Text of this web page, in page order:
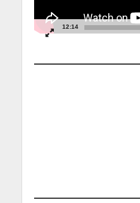
12:14